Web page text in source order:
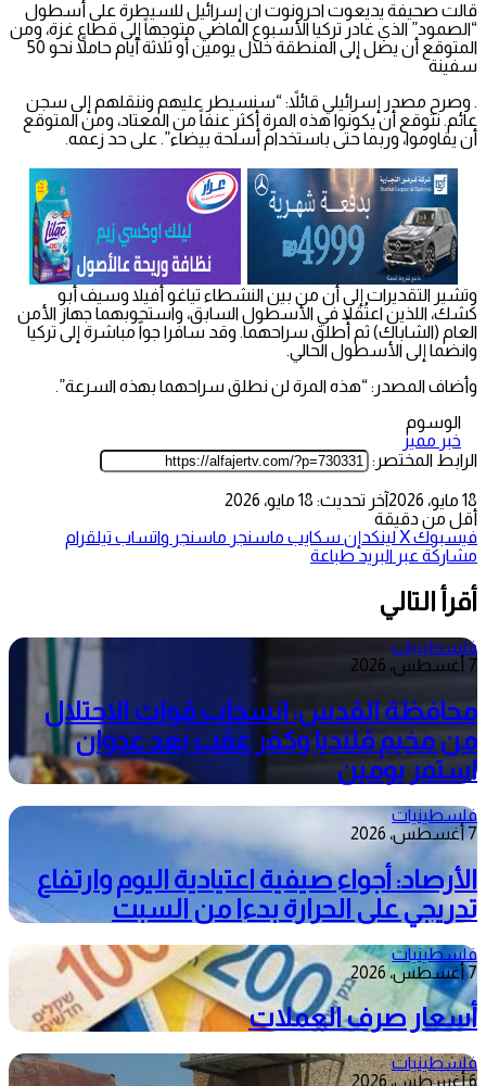
قالت صحيفة يديعوت احرونوت ان إسرائيل للسيطرة على أسطول
“الصمود” الذي غادر تركيا الأسبوع الماضي متوجهاً إلى قطاع غزة، ومن
المتوقع أن يصل إلى المنطقة خلال يومين أو ثلاثة أيام حاملاً نحو 50
سفينة
. وصرح مصدر إسرائيلي قائلاً: “سنسيطر عليهم وننقلهم إلى سجن
عائم. نتوقع أن يكونوا هذه المرة أكثر عنفاً من المعتاد، ومن المتوقع
أن يقاوموا، وربما حتى باستخدام أسلحة بيضاء”. على حد زعمه.
وتشير التقديرات إلى أن من بين النشطاء تياغو أفيلا وسيف أبو
كشك، اللذين اعتُقلا في الأسطول السابق، واستجوبهما جهاز الأمن
العام (الشاباك) ثم أُطلق سراحهما. وقد سافرا جواً مباشرة إلى تركيا
وانضما إلى الأسطول الحالي.
وأضاف المصدر: “هذه المرة لن نطلق سراحهما بهذه السرعة”.
الوسوم
خبر مميز
الرابط المختصر:
18 مايو، 2026
آخر تحديث: 18 مايو، 2026
أقل من دقيقة
فيسبوك‫Xلينكدإن سكايب ماسنجر ماسنجر واتساب تيلقرام
مشاركة عبر البريد طباعة
أقرأ التالي
فلسطينيات
7 أغسطس، 2026
محافظة القدس: انسحاب قوات الاحتلال
من مخيم قلنديا وكفر عقب بعد عدوان
استمر يومين
فلسطينيات
7 أغسطس، 2026
الأرصاد: أجواء صيفية اعتيادية اليوم وارتفاع
تدريجي على الحرارة بدءا من السبت
فلسطينيات
7 أغسطس، 2026
أسعار صرف العملات
فلسطينيات
6 أغسطس، 2026